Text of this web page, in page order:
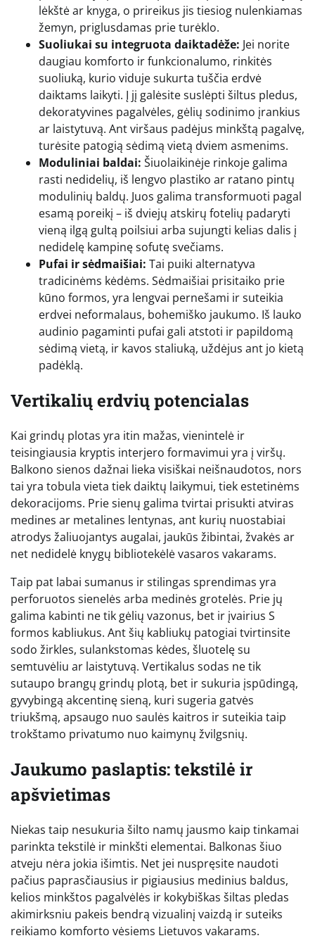
lėkštė ar knyga, o prireikus jis tiesiog nulenkiamas
žemyn, priglusdamas prie turėklo.
Suoliukai su integruota daiktadėže: Jei norite
daugiau komforto ir funkcionalumo, rinkitės
suoliuką, kurio viduje sukurta tuščia erdvė
daiktams laikyti. Į jį galėsite suslėpti šiltus pledus,
dekoratyvines pagalvėles, gėlių sodinimo įrankius
ar laistytuvą. Ant viršaus padėjus minkštą pagalvę,
turėsite patogią sėdimą vietą dviem asmenims.
Moduliniai baldai: Šiuolaikinėje rinkoje galima
rasti nedidelių, iš lengvo plastiko ar ratano pintų
modulinių baldų. Juos galima transformuoti pagal
esamą poreikį – iš dviejų atskirų fotelių padaryti
vieną ilgą gultą poilsiui arba sujungti kelias dalis į
nedidelę kampinę sofutę svečiams.
Pufai ir sėdmaišiai: Tai puiki alternatyva
tradicinėms kėdėms. Sėdmaišiai prisitaiko prie
kūno formos, yra lengvai pernešami ir suteikia
erdvei neformalaus, bohemiško jaukumo. Iš lauko
audinio pagaminti pufai gali atstoti ir papildomą
sėdimą vietą, ir kavos staliuką, uždėjus ant jo kietą
padėklą.
Vertikalių erdvių potencialas
Kai grindų plotas yra itin mažas, vienintelė ir
teisingiausia kryptis interjero formavimui yra į viršų.
Balkono sienos dažnai lieka visiškai neišnaudotos, nors
tai yra tobula vieta tiek daiktų laikymui, tiek estetinėms
dekoracijoms. Prie sienų galima tvirtai prisukti atviras
medines ar metalines lentynas, ant kurių nuostabiai
atrodys žaliuojantys augalai, jaukūs žibintai, žvakės ar
net nedidelė knygų bibliotekėlė vasaros vakarams.
Taip pat labai sumanus ir stilingas sprendimas yra
perforuotos sienelės arba medinės grotelės. Prie jų
galima kabinti ne tik gėlių vazonus, bet ir įvairius S
formos kabliukus. Ant šių kabliukų patogiai tvirtinsite
sodo žirkles, sulankstomas kėdes, šluotelę su
semtuvėliu ar laistytuvą. Vertikalus sodas ne tik
sutaupo brangų grindų plotą, bet ir sukuria įspūdingą,
gyvybingą akcentinę sieną, kuri sugeria gatvės
triukšmą, apsaugo nuo saulės kaitros ir suteikia taip
trokštamo privatumo nuo kaimynų žvilgsnių.
Jaukumo paslaptis: tekstilė ir
apšvietimas
Niekas taip nesukuria šilto namų jausmo kaip tinkamai
parinkta tekstilė ir minkšti elementai. Balkonas šiuo
atveju nėra jokia išimtis. Net jei nuspręsite naudoti
pačius paprasčiausius ir pigiausius medinius baldus,
kelios minkštos pagalvėlės ir kokybiškas šiltas pledas
akimirksniu pakeis bendrą vizualinį vaizdą ir suteiks
reikiamo komforto vėsiems Lietuvos vakarams.